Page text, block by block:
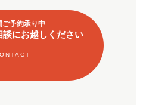
ご予約承り中
談にお越しください